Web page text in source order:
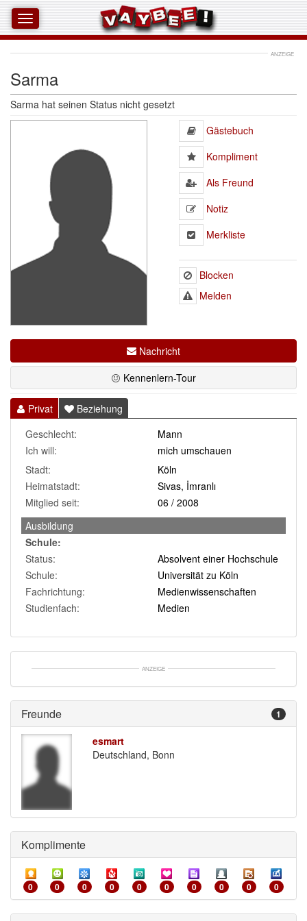
ANZEIGE
Sarma
Sarma hat seinen Status nicht gesetzt
Gästebuch
Kompliment
Als Freund
Notiz
Merkliste
Blocken
Melden
Nachricht
Kennenlern-Tour
Privat
Beziehung
Geschlecht:
Mann
Ich will:
mich umschauen
Stadt:
Köln
Heimatstadt:
Sivas, İmranlı
Mitglied seit:
06 / 2008
Ausbildung
Schule:
Status:
Absolvent einer Hochschule
Schule:
Universität zu Köln
Fachrichtung:
Medienwissenschaften
Studienfach:
Medien
ANZEIGE
Freunde 1
esmart
Deutschland, Bonn
Komplimente
0 0 0 0 0 0 0 0 0 0